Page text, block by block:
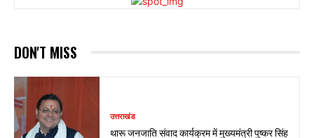
DON'T MISS
उत्तराखंड
थारू जनजाति संवाद कार्यक्रम में मुख्यमंत्री पुष्कर सिंह